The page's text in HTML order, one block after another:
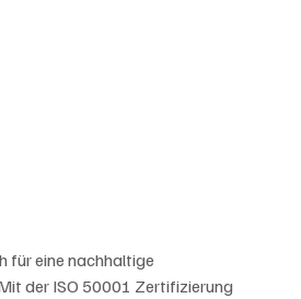
für eine nachhaltige
der ISO 50001 Zertifizierung